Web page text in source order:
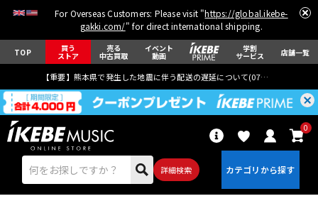
For Overseas Customers: Please visit "https://global.ikebe-
gakki.com/" for direct international shipping.
TOP 買う
ストア
売る
中古買取
イベント
動画
学割
サービス 店舗一覧
【重要】熊本県で発生した地震に伴う配送の遅延について(07月29日
詳細検索
0